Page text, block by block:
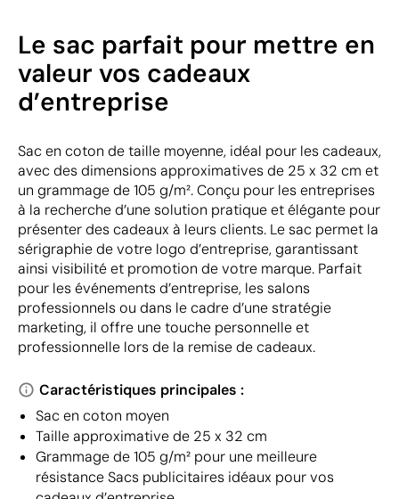
Le sac parfait pour mettre en
valeur vos cadeaux
d’entreprise
Sac en coton de taille moyenne, idéal pour les cadeaux,
avec des dimensions approximatives de 25 x 32 cm et
un grammage de 105 g/m². Conçu pour les entreprises
à la recherche d’une solution pratique et élégante pour
présenter des cadeaux à leurs clients. Le sac permet la
sérigraphie de votre logo d’entreprise, garantissant
ainsi visibilité et promotion de votre marque. Parfait
pour les événements d’entreprise, les salons
professionnels ou dans le cadre d’une stratégie
marketing, il offre une touche personnelle et
professionnelle lors de la remise de cadeaux.
Caractéristiques principales :
Sac en coton moyen
Taille approximative de 25 x 32 cm
Grammage de 105 g/m² pour une meilleure
résistance Sacs publicitaires idéaux pour vos